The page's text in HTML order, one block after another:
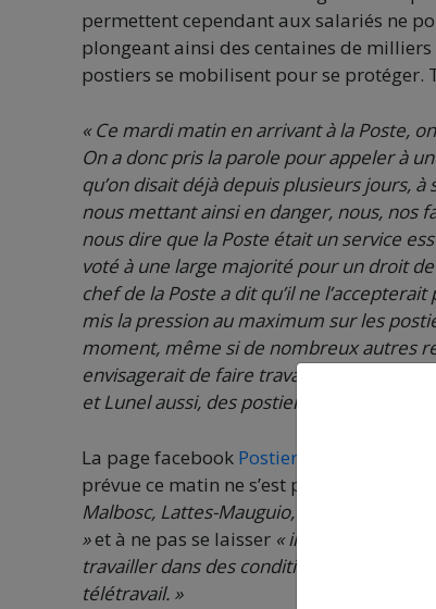
permettent cependant aux salariés ne
plongeant ainsi des centaines de
postiers se mobilisent pour se protéger.
« Ce mardi matin en arrivant à la Poste,
On a donc pris la parole pour appeler à
qu’on disait déjà depuis plusieurs jours,
nous mettant ainsi en danger, nous, nos
nous dire que la Poste était un service
voté à une large majorité pour un droit
chef de la Poste a dit qu’il ne
mis la pression au maximum sur les
moment, même si de nombreux autres
envisagerait de faire travailler la moitié
et Lunel aussi, des postiers ont fait valoir
La page facebook Postiers de Montpellier
prévue ce matin ne s’est pas tenue, et
Malbosc, Lattes-Mauguio, Saint-Jean-de-
»et à ne pas se laisser « intimider par
travailler dans des conditions
télétravail. »